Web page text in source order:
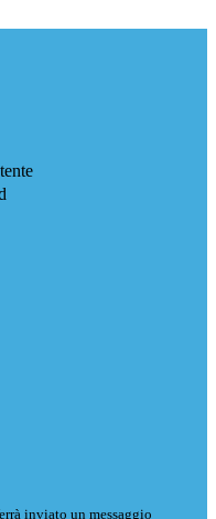
inviato un messaggio